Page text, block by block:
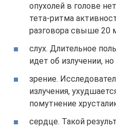
опухолей в голове
тета-ритма
разговора свыше 20
слух. Длительное
идет об излучении,
зрение.
излучения,
помутнение
сердце. Такой